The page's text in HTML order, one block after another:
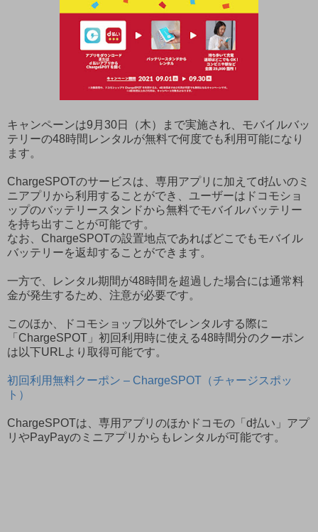
キャンペーンは9月30日（木）まで実施され、モバイルバッ
テリーの48時間レンタルが無料で何度でも利用可能になり
ます。
ChargeSPOTのサービスは、専用アプリに加えてd払いのミ
ニアプリから利用することができ、ユーザーはドコモショ
ップのバッテリースタンドから無料でモバイルバッテリー
を持ち出すことが可能です。
なお、ChargeSPOTの設置地点であればどこでもモバイル
バッテリーを返却することができます。
一方で、レンタル期間が48時間を超過した場合には通常料
金が発生するため、注意が必要です。
このほか、ドコモショップ以外でレンタルする際に
「ChargeSPOT」初回利用時に使える48時間分のクーポン
は以下URLより取得可能です。
初回利用無料クーポン – ChargeSPOT（チャージスポッ
ト）
ChargeSPOTは、専用アプリのほかドコモの「d払い」アプ
リやPayPayのミニアプリからもレンタルが可能です。